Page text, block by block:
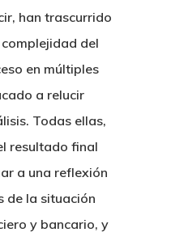
han trascurrido
del
en múltiples
a relucir
Todas ellas,
resultado final
a una reflexión
de la situación
y bancario, y